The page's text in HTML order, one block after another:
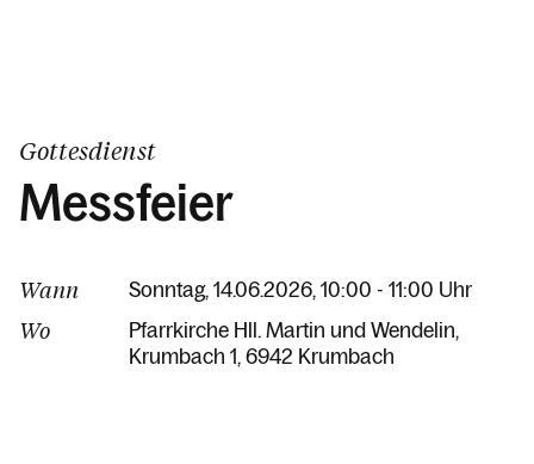
Gottesdienst
Messfeier
Wann Sonntag, 14.06.2026, 10:00 - 11:00 Uhr
Wo
Pfarrkirche Hll. Martin und Wendelin
Krumbach 1 6942 Krumbach